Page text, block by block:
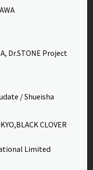
Dr.STONE Project
/ Shueisha
CLOVER
Limited